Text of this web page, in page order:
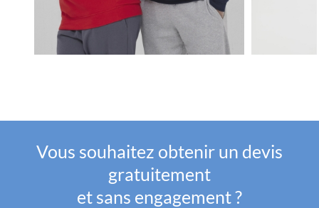
Vous souhaitez obtenir un devis
gratuitement
et sans engagement ?